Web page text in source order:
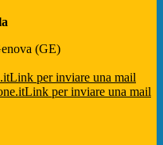
(GE)
Link per inviare una mail
Link per inviare una mail